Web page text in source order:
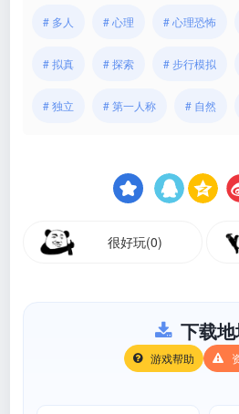
# 多人 # 心理 # 心理恐怖
# 拟真 # 探索 # 步行模拟
# 独立 # 第一人称 # 自然
很好玩(0)
下载
游戏帮助